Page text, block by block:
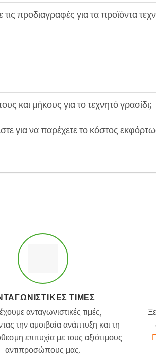
προδιαγραφές για τα προϊόντα
και μήκους για το τεχνητό γρασίδι;
για να παρέχετε το κόστος
ΤΙΜΈΣ
ανταγωνιστικές τιμές,
την αμοιβαία ανάπτυξη και τη
επιτυχία με τους αξιότιμους
αντιπροσώπους μας.